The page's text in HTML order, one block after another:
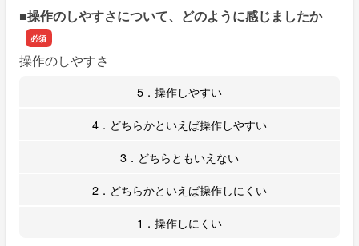
■操作のしやすさについて、どのように感じましたか
操作のしやすさ
5．操作しやすい
4．どちらかといえば操作しやすい
3．どちらともいえない
2．どちらかといえば操作しにくい
1．操作しにくい